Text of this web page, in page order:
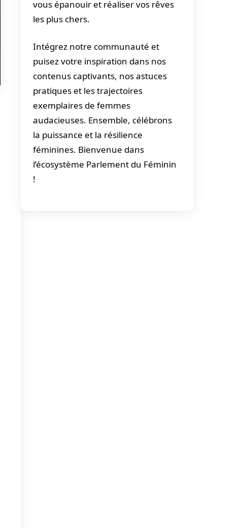
vous épanouir et réaliser vos rêves
les plus chers.
Intégrez notre communauté et
puisez votre inspiration dans nos
contenus captivants, nos astuces
pratiques et les trajectoires
exemplaires de femmes
audacieuses. Ensemble, célébrons
la puissance et la résilience
féminines. Bienvenue dans
l’écosystème Parlement du Féminin
!